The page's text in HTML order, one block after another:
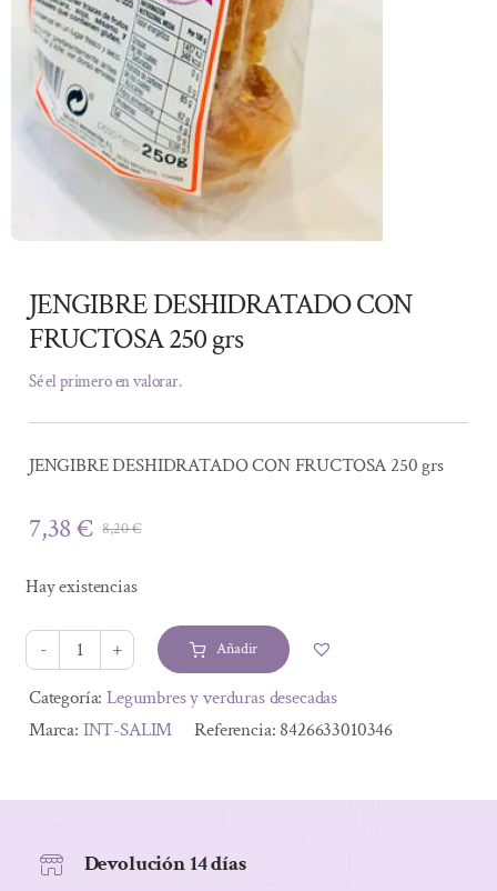
JENGIBRE DESHIDRATADO CON
FRUCTOSA 250 grs
Sé el primero en valorar.
JENGIBRE DESHIDRATADO CON FRUCTOSA 250 grs
8,20€El
era:
8,20 €.
7,38€
El
es:
7,38 €.
Hay existencias
JENGIBRE
DESHIDRATADO
CON
cantidad
Añadir
Alternative:
Categoría:Legumbres y verduras desecadas
Marca: INT-SALIM Referencia: 8426633010346
Devolución 14 días